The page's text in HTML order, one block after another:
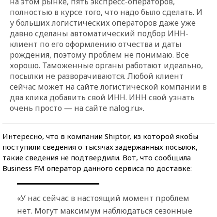
полностью в курсе того, что надо было сделать. И
у больших логистических операторов даже уже
давно сделаны автоматический подбор ИНН-
клиент по его оформлению отчества и даты
рождения, поэтому проблем не понимаю. Все
хорошо. Таможенные органы работают идеально,
посылки не разворачиваются. Любой клиент
сейчас может на сайте логистической компании в
два клика добавить свой ИНН. ИНН свой узнать
очень просто — на сайте nalog.ru».
Интересно, что в компании Shiptor, из которой якобы
поступили сведения о тысячах задержанных посылок,
такие сведения не подтвердили. Вот, что сообщила
Business FM оператор данного сервиса по доставке:
«У нас сейчас в настоящий момент проблем
нет. Могут максимум наблюдаться сезонные